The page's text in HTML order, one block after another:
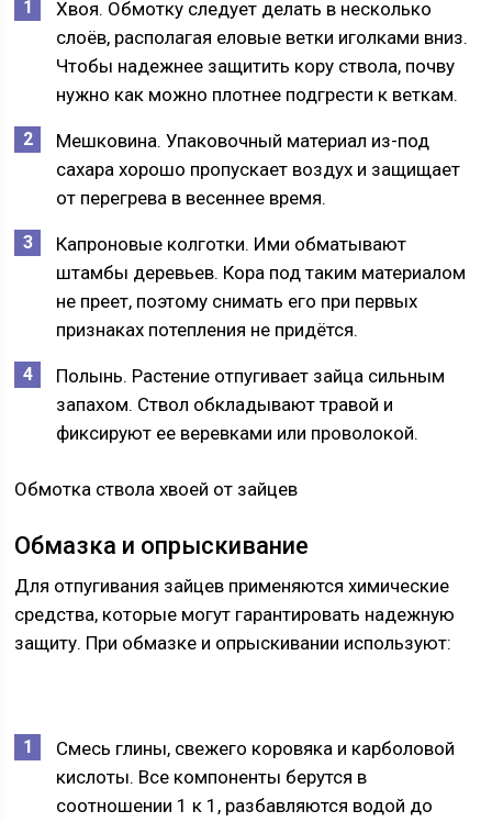
Хвоя. Обмотку следует делать в несколько
слоёв, располагая еловые ветки иголками вниз.
Чтобы надежнее защитить кору ствола, почву
нужно как можно плотнее подгрести к веткам.
Мешковина. Упаковочный материал из-под
сахара хорошо пропускает воздух и защищает
от перегрева в весеннее время.
Капроновые колготки. Ими обматывают
штамбы деревьев. Кора под таким материалом
не преет, поэтому снимать его при первых
признаках потепления не придётся.
Полынь. Растение отпугивает зайца сильным
запахом. Ствол обкладывают травой и
фиксируют ее веревками или проволокой.
Обмотка ствола хвоей от зайцев
Обмазка и опрыскивание
Для отпугивания зайцев применяются химические
средства, которые могут гарантировать надежную
защиту. При обмазке и опрыскивании используют:
Смесь глины, свежего коровяка и карболовой
кислоты. Все компоненты берутся в
соотношении 1 к 1, разбавляются водой до